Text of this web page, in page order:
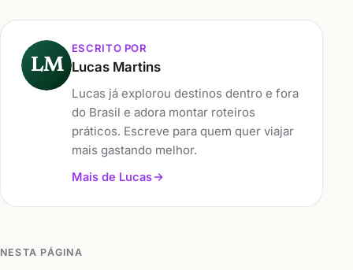
LM
ESCRITO POR
Lucas Martins
Lucas já explorou destinos dentro e fora
do Brasil e adora montar roteiros
práticos. Escreve para quem quer viajar
mais gastando melhor.
Mais de Lucas
NESTA PÁGINA